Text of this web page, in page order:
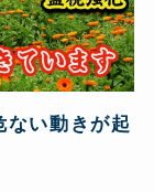
い動きが起